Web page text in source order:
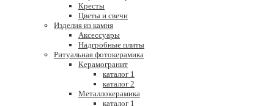
Кресты
Цветы и свечи
Изделия из камня
Аксессуары
Надгробные плиты
Ритуальная фотокерамика
Керамогранит
каталог 1
каталог 2
Металлокерамика
каталог 1